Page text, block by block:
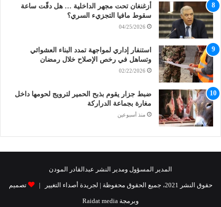
أزغنغان تحت مجهر الداخلية … هل دقّت ساعة
سقوط مافيا التجزيء السري؟
04/25/2026
استنفار إداري لمواجهة تمدد البناء العشوائي
وتساهل في رخص الإصلاح خلال رمضان
02/22/2026
ضبط جزار يقوم بذبح الحمير لترويج لحومها داخل
مغارة بجماعة الدراركة
منذ أسبوعين
المدير المسؤول ومدير النشر عبدالقادر المودن
حقوق النشر 2021، جميع الحقوق محفوظة | لجريدة أصداء التغيير | تصميم
وبرمجة Raidat media